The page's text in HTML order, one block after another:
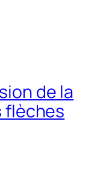
de la
flèches